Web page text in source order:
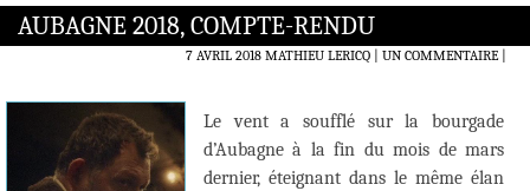
AUBAGNE 2018, COMPTE-RENDU
7 AVRIL 2018 MATHIEU LERICQ UN COMMENTAIRE|
Le vent a soufflé sur la bourgade
d’Aubagne à la fin du mois de mars
dernier, éteignant dans le même élan